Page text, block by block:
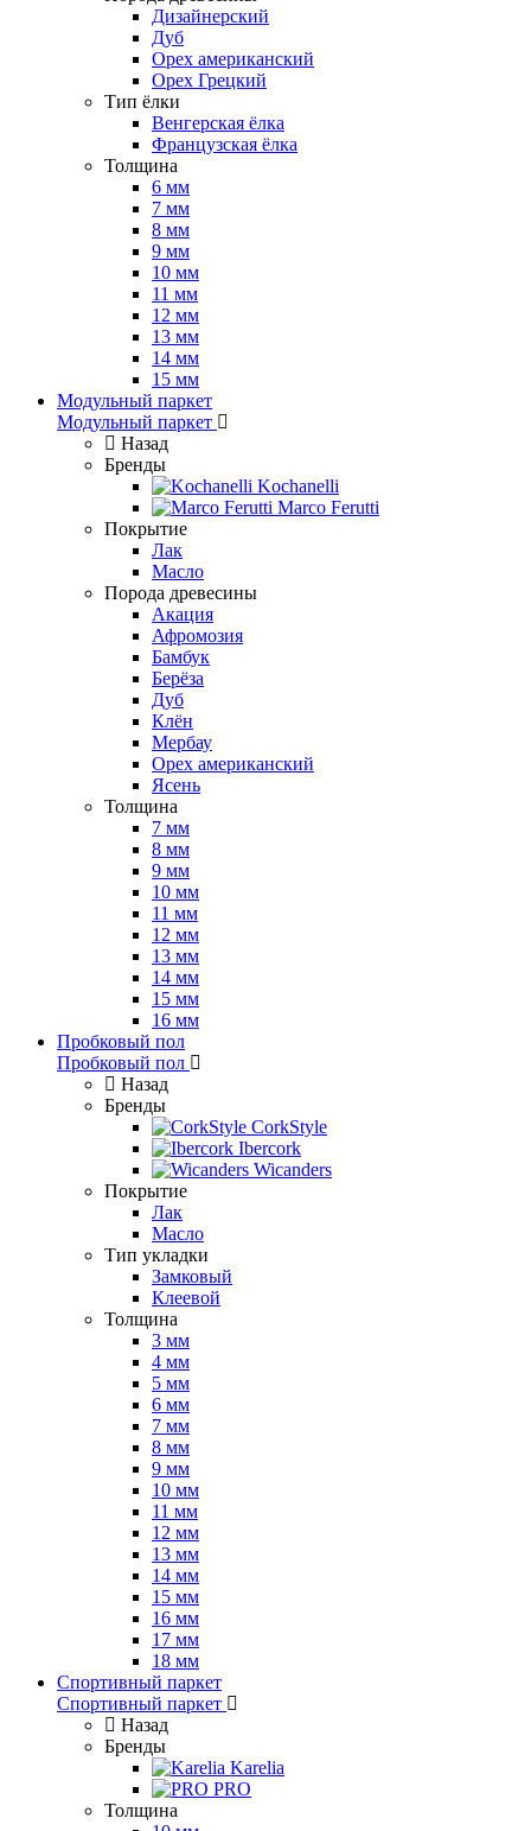
Дизайнерский
Дуб
Орех американский
Орех Грецкий
Тип ёлки
Венгерская ёлка
Французская ёлка
Толщина
6 мм
7 мм
8 мм
9 мм
10 мм
11 мм
12 мм
13 мм
14 мм
15 мм
Модульный паркет
Модульный паркет
Назад
Бренды
Kochanelli
Marco Ferutti
Покрытие
Лак
Масло
Порода древесины
Акация
Афромозия
Бамбук
Берёза
Дуб
Клён
Мербау
Орех американский
Ясень
Толщина
7 мм
8 мм
9 мм
10 мм
11 мм
12 мм
13 мм
14 мм
15 мм
16 мм
Пробковый пол
Пробковый пол
Назад
Бренды
CorkStyle
Ibercork
Wicanders
Покрытие
Лак
Масло
Тип укладки
Замковый
Клеевой
Толщина
3 мм
4 мм
5 мм
6 мм
7 мм
8 мм
9 мм
10 мм
11 мм
12 мм
13 мм
14 мм
15 мм
16 мм
17 мм
18 мм
Спортивный паркет
Спортивный паркет
Назад
Бренды
Karelia
PRO
Толщина